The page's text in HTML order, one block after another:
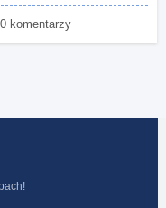
komentarzy